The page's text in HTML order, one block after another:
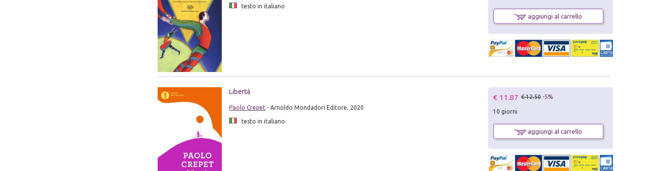
testo in italiano
aggiungi al carrello
Libertà
Paolo Crepet- Arnoldo Mondadori Editore, 2020
testo in italiano
€ 11.87 € 12.50 -5%
10 giorni
aggiungi al carrello